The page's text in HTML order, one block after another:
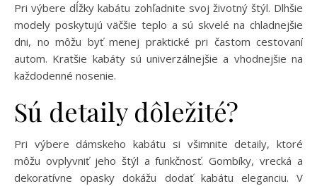
Pri výbere dĺžky kabátu zohľadnite svoj životný štýl. Dlhšie
modely poskytujú väčšie teplo a sú skvelé na chladnejšie
dni, no môžu byť menej praktické pri častom cestovaní
autom. Kratšie kabáty sú univerzálnejšie a vhodnejšie na
každodenné nosenie.
Sú detaily dôležité?
Pri výbere dámskeho kabátu si všimnite detaily, ktoré
môžu ovplyvniť jeho štýl a funkčnosť. Gombíky, vrecká a
dekoratívne opasky dokážu dodať kabátu eleganciu. V